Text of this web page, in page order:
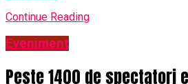
Continue Reading
Eveniment
Peste 1400 de spectatori